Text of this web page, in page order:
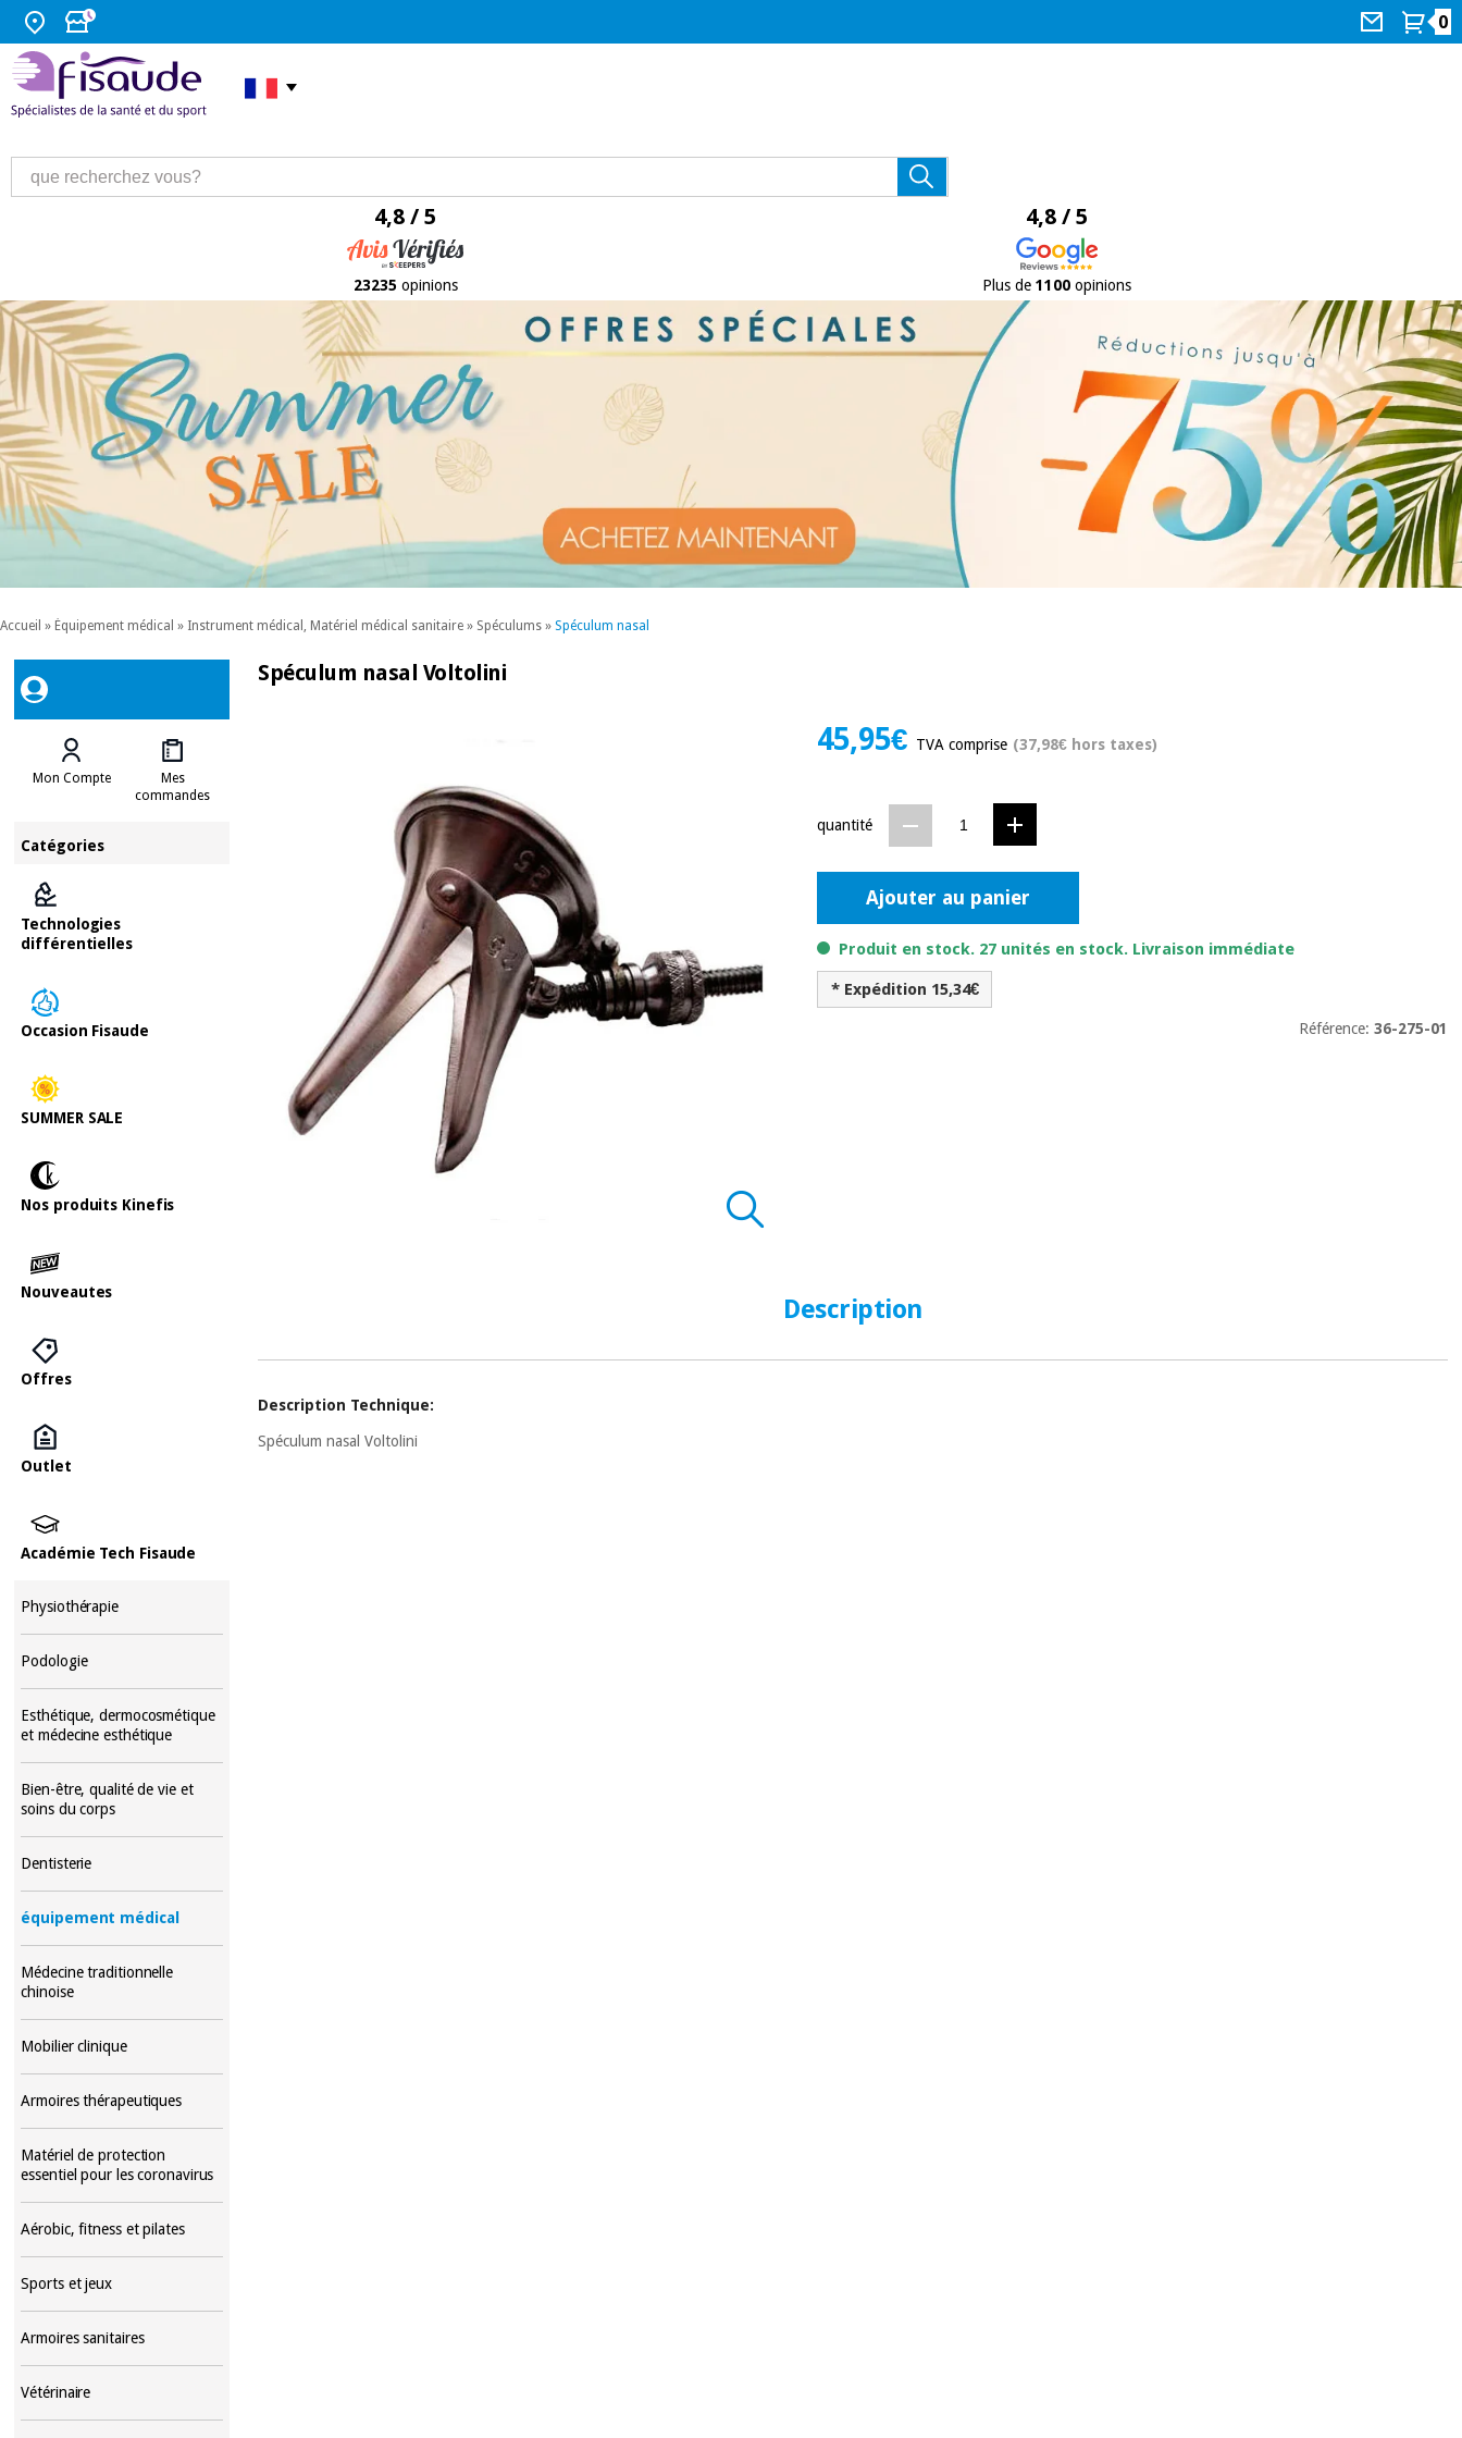
0
4,8 / 5
23235 opinions
4,8 / 5
Plus de 1100opinions
Accueil » Équipement médical » Instrument médical, Matériel médical sanitaire » Spéculums » Spéculum nasal
Mon Compte
Mes
commandes
Catégories
Technologies
différentielles
Occasion Fisaude
SUMMER SALE
Nos produits Kinefis
Nouveautes
Offres
Outlet
Académie Tech Fisaude
Physiothérapie
Podologie
Esthétique, dermocosmétique
et médecine esthétique
Bien-être, qualité de vie et
soins du corps
Dentisterie
équipement médical
Médecine traditionnelle
chinoise
Mobilier clinique
Armoires thérapeutiques
Matériel de protection
essentiel pour les coronavirus
Aérobic, fitness et pilates
Sports et jeux
Armoires sanitaires
Vétérinaire
Spéculum nasal Voltolini
45,95€ TVA comprise (37,98€ hors taxes)
quantité
Ajouter au panier
Produit en stock. 27 unités en stock. Livraison immédiate
* Expédition 15,34€
Référence: 36-275-01
Description
Description Technique:
Spéculum nasal Voltolini